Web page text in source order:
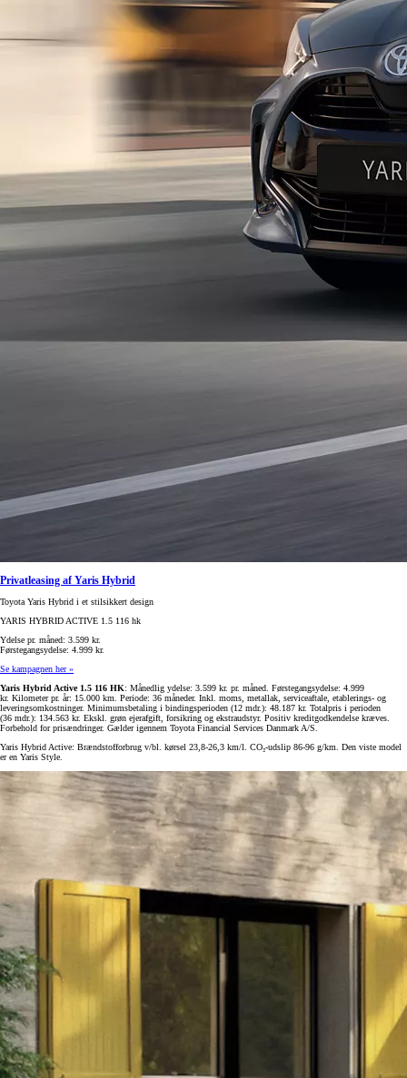
Privatleasing af Yaris Hybrid
Toyota Yaris Hybrid i et stilsikkert design
YARIS HYBRID ACTIVE 1.5 116 hk
Ydelse pr. måned: 3.599 kr.
Førstegangsydelse: 4.999 kr.
Se kampagnen her »
Yaris Hybrid Active 1.5 116 HK: Månedlig ydelse: 3.599 kr. pr. måned. Førstegangsydelse: 4.999
kr. Kilometer pr. år: 15.000 km. Periode: 36 måneder. Inkl. moms, metallak, serviceaftale, etablerings- og
leveringsomkostninger. Minimumsbetaling i bindingsperioden (12 mdr.): 48.187 kr. Totalpris i perioden
(36 mdr.): 134.563 kr. Ekskl. grøn ejerafgift, forsikring og ekstraudstyr. Positiv kreditgodkendelse kræves.
Forbehold for prisændringer. Gælder igennem Toyota Financial Services Danmark A/S.
Yaris Hybrid Active: Brændstofforbrug v/bl. kørsel 23,8-26,3 km/l. CO₂-udslip 86-96 g/km. Den viste model
er en Yaris Style.